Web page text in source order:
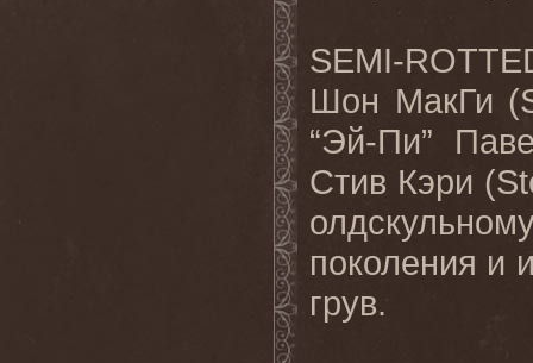
SEMI-
Шон МакГи
“Эй-Пи”
Стив Кэри
поколения и
грув.